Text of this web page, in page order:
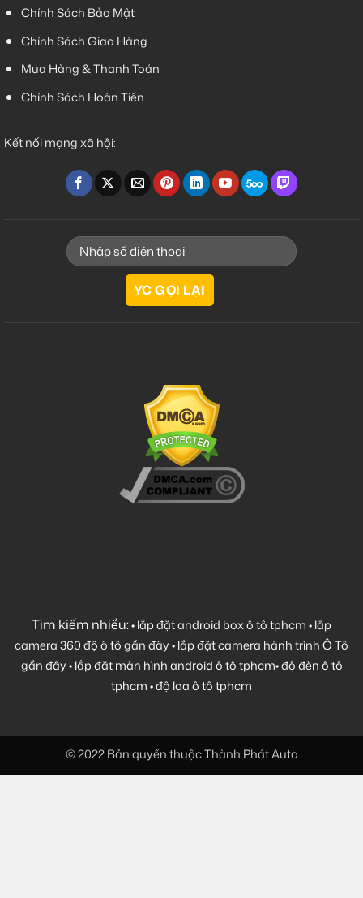
Chính Sách Bảo Mật
Chính Sách Giao Hàng
Mua Hàng & Thanh Toán
Chính Sách Hoàn Tiền
Kết nối mạng xã hội:
Tìm kiếm nhiều:•lắp đặt android box ô tô tphcm•lắp
camera 360 độ ô tô gần đây•lắp đặt camera hành trình Ô Tô
gần đây•lắp đặt màn hình android ô tô tphcm•độ đèn ô tô
tphcm•độ loa ô tô tphcm
© 2022 Bản quyền thuộc Thành Phát Auto